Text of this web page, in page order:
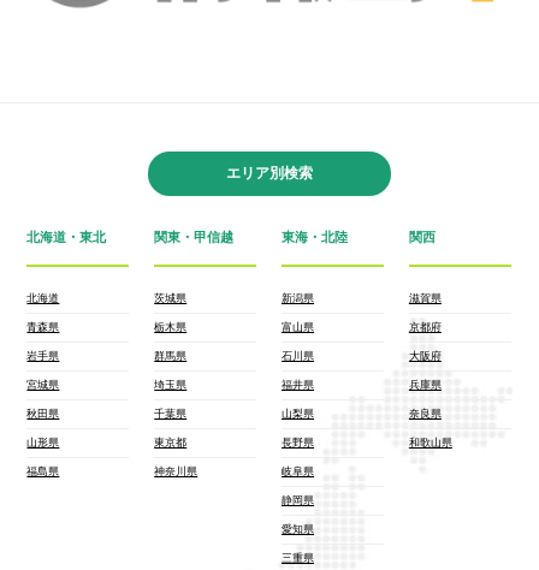
エリア別検索
北海道・東北
北海道
青森県
岩手県
宮城県
秋田県
山形県
福島県
関東・甲信越
茨城県
栃木県
群馬県
埼玉県
千葉県
東京都
神奈川県
東海・北陸
新潟県
富山県
石川県
福井県
山梨県
長野県
岐阜県
静岡県
愛知県
三重県
関西
滋賀県
京都府
大阪府
兵庫県
奈良県
和歌山県